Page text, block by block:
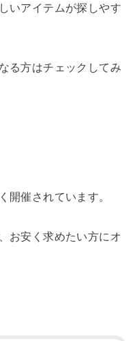
いアイテムが探しやす
る方はチェックしてみ
開催されています。
お安く求めたい方にオ